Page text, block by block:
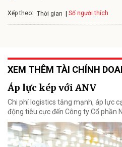
Xếp theo: Thời gian Số người thích
XEM THÊM TÀI CHÍNH
Áp lực kép với ANV
Chi phí logistics tăng mạnh, áp lực
động tiêu cực đến Công ty Cổ phần